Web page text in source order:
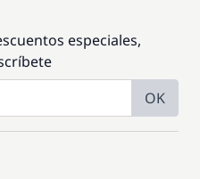
especiales,
OK